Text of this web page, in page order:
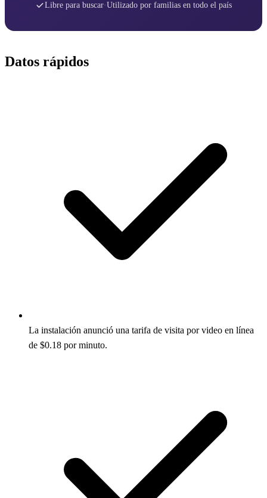
Libre para buscar·Utilizado por familias en todo el país
Datos rápidos
La instalación anunció una tarifa de visita por video en línea
de $0.18 por minuto.